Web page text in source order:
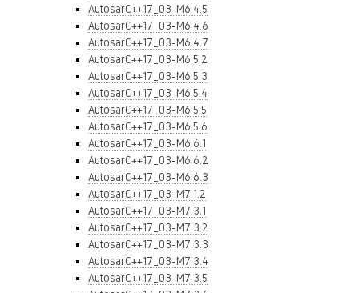
AutosarC++17_03-M6.4.5
AutosarC++17_03-M6.4.6
AutosarC++17_03-M6.4.7
AutosarC++17_03-M6.5.2
AutosarC++17_03-M6.5.3
AutosarC++17_03-M6.5.4
AutosarC++17_03-M6.5.5
AutosarC++17_03-M6.5.6
AutosarC++17_03-M6.6.1
AutosarC++17_03-M6.6.2
AutosarC++17_03-M6.6.3
AutosarC++17_03-M7.1.2
AutosarC++17_03-M7.3.1
AutosarC++17_03-M7.3.2
AutosarC++17_03-M7.3.3
AutosarC++17_03-M7.3.4
AutosarC++17_03-M7.3.5